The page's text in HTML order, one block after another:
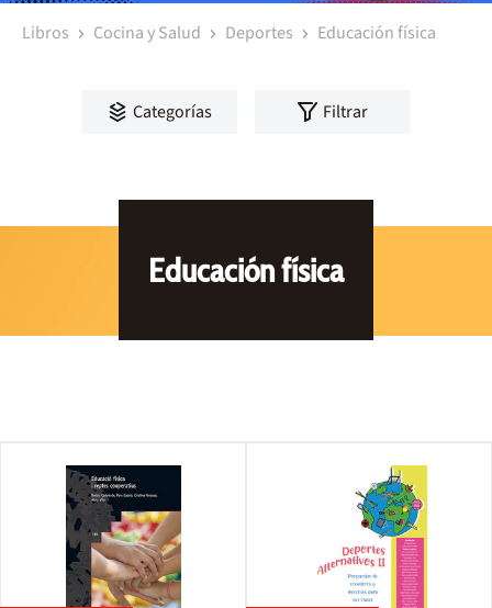
Libros Cocina y Salud Deportes Educación física
Categorías Filtrar
Educación física